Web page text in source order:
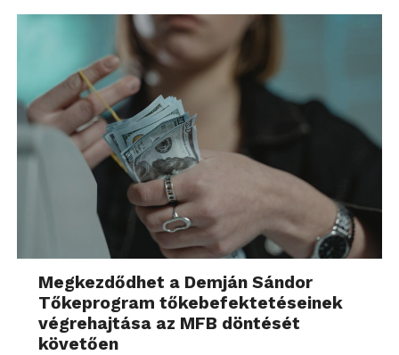
Megkezdődhet a Demján Sándor
Tőkeprogram tőkebefektetéseinek
végrehajtása az MFB döntését
követően